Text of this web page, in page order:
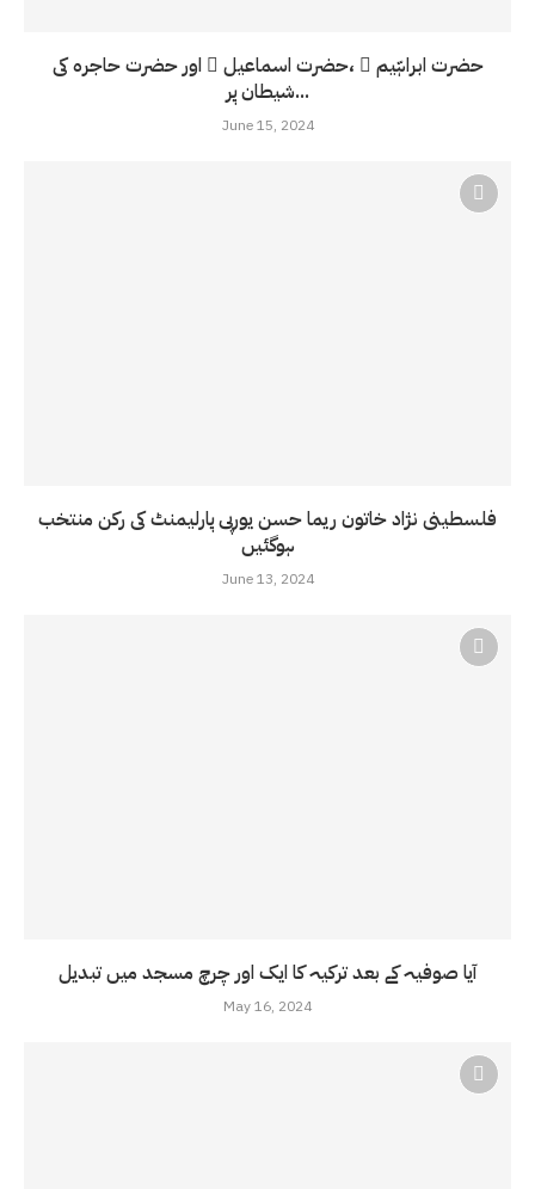
حضرت ابراہّیم ّ ،حضرت اسماعیل ّ اور حضرت حاجرہ کی
شیطان پر...
June 15, 2024
فلسطینی نژاد خاتون ریما حسن یورپی پارلیمنٹ کی رکن منتخب
ہوگئیں
June 13, 2024
آیا صوفیہ کے بعد ترکیہ کا ایک اور چرچ مسجد میں تبدیل
May 16, 2024